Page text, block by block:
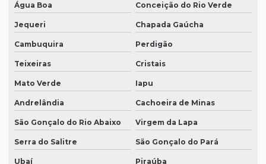
Água Boa Conceição do Rio Verde
Jequeri Chapada Gaúcha
Cambuquira Perdigão
Teixeiras Cristais
Mato Verde Iapu
Andrelândia Cachoeira de Minas
São Gonçalo do Rio Abaixo Virgem da Lapa
Serra do Salitre São Gonçalo do Pará
Ubaí Piraúba